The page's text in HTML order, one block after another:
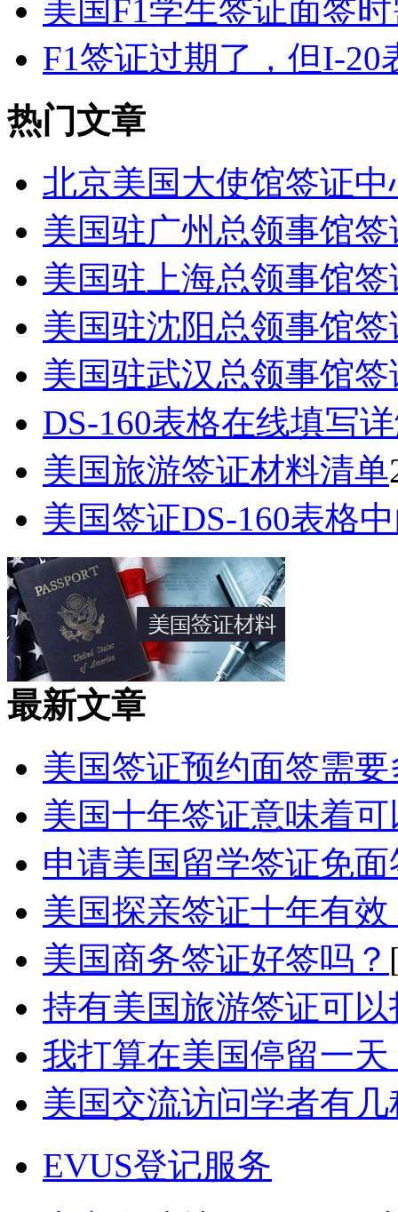
美国F1学生签证面签
F1签证过期了，但I-20
热门文章
北京美国大使馆签证中
美国驻广州总领事馆
美国驻上海总领事馆
美国驻沈阳总领事馆
美国驻武汉总领事馆
DS-160表格在线填写
美国旅游签证材料清单
美国签证DS-160表格中
最新文章
美国签证预约面签需
美国十年签证意味着
申请美国留学签证免
美国探亲签证十年有
美国商务签证好签吗？
持有美国旅游签证可
我打算在美国停留一
美国交流访问学者有
EVUS登记服务